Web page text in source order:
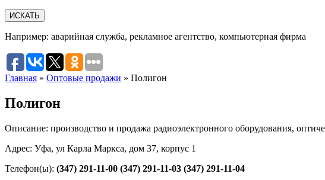
Например: аварийная служба, рекламное агентство, компьютерная фирма
Главная » Оптовые продажи » Полигон
Полигон
Описание: производство и продажа радиоэлектронного оборудования,
Адрес: Уфа, ул Карла Маркса, дом 37, корпус 1
Телефон(ы): (347) 291-11-00 (347) 291-11-03 (347) 291-11-04